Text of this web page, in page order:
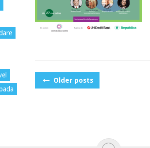
POSTS
Older posts